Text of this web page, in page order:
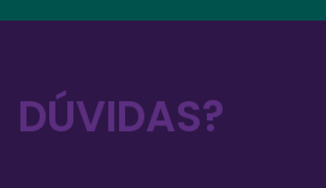
DÚVIDAS?